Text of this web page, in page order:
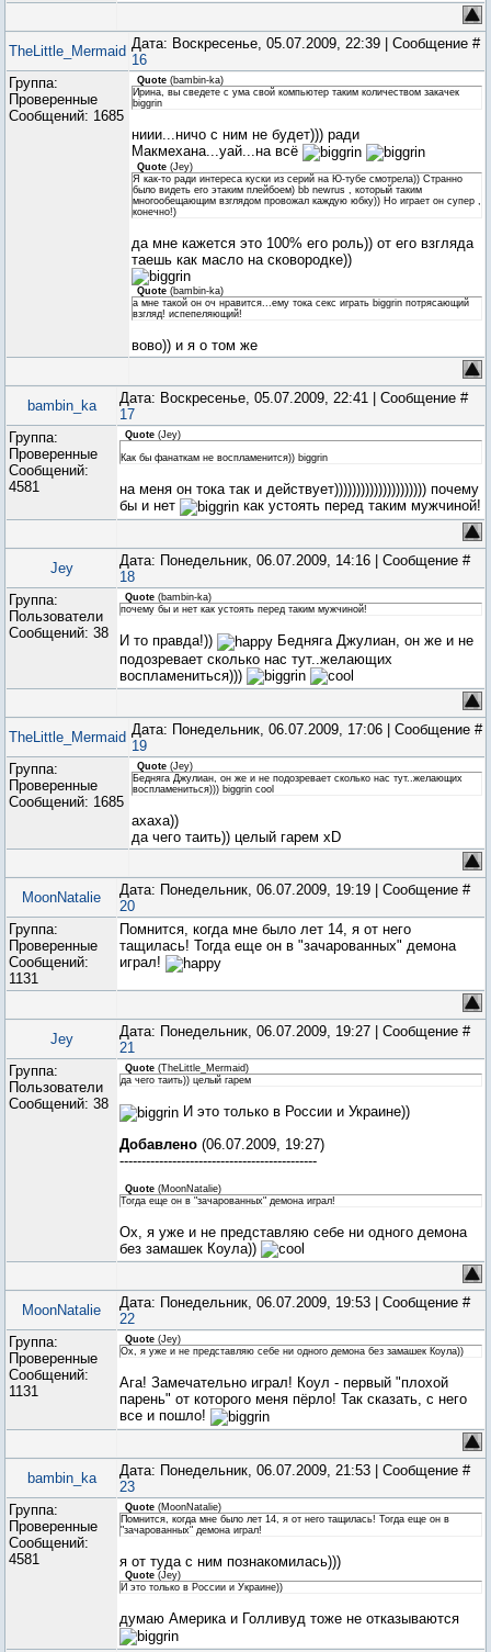
TheLittle_Mermaid Дата: Воскресенье, 05.07.2009, 22:39 | Сообщение #
16
Группа:
Проверенные
Сообщений: 1685
Quote (bambin-ka)
Ирина, вы сведете с ума свой компьютер таким количеством закачек
biggrin
ниии...ничо с ним не будет))) ради
Макмехана...уай...на всё
Quote (Jey)
Я как-то ради интереса куски из серий на Ю-тубе смотрела)) Странно
было видеть его этаким плейбоем) bb newrus , который таким
многообещающим взглядом провожал каждую юбку)) Но играет он супер ,
конечно!)
да мне кажется это 100% его роль)) от его взгляда
таешь как масло на сковородке))
Quote (bambin-ka)
а мне такой он оч нравится...ему тока секс играть biggrin потрясающий
взгляд! испепеляющий!
вово)) и я о том же
bambin_ka
Дата: Воскресенье, 05.07.2009, 22:41 | Сообщение #
17
Группа:
Проверенные
Сообщений:
4581
Quote (Jey)
Как бы фанаткам не воспламенится)) biggrin
на меня он тока так и действует))))))))))))))))))))) почему
бы и нет
как устоять перед таким мужчиной!
Jey
Дата: Понедельник, 06.07.2009, 14:16 | Сообщение #
18
Группа:
Пользователи
Сообщений: 38
Quote (bambin-ka)
почему бы и нет как устоять перед таким мужчиной!
И то правда!))
Бедняга Джулиан, он же и не
подозревает сколько нас тут..желающих
воспламениться)))
TheLittle_Mermaid Дата: Понедельник, 06.07.2009, 17:06 | Сообщение #
19
Группа:
Проверенные
Сообщений: 1685
Quote (Jey)
Бедняга Джулиан, он же и не подозревает сколько нас тут..желающих
воспламениться))) biggrin cool
ахаха))
да чего таить)) целый гарем xD
MoonNatalie
Дата: Понедельник, 06.07.2009, 19:19 | Сообщение #
20
Группа:
Проверенные
Сообщений:
1131
Помнится, когда мне было лет 14, я от него
тащилась! Тогда еще он в "зачарованных" демона
играл!
Jey
Дата: Понедельник, 06.07.2009, 19:27 | Сообщение #
21
Группа:
Пользователи
Сообщений: 38
Quote (TheLittle_Mermaid)
да чего таить)) целый гарем
И это только в России и Украине))
Добавлено (06.07.2009, 19:27)
---------------------------------------------
Quote (MoonNatalie)
Тогда еще он в "зачарованных" демона играл!
Ох, я уже и не представляю себе ни одного демона
без замашек Коула))
MoonNatalie
Дата: Понедельник, 06.07.2009, 19:53 | Сообщение #
22
Группа:
Проверенные
Сообщений:
1131
Quote (Jey)
Ох, я уже и не представляю себе ни одного демона без замашек Коула))
Ага! Замечательно играл! Коул - первый "плохой
парень" от которого меня пёрло! Так сказать, с него
все и пошло!
bambin_ka
Дата: Понедельник, 06.07.2009, 21:53 | Сообщение #
23
Группа:
Проверенные
Сообщений:
4581
Quote (MoonNatalie)
Помнится, когда мне было лет 14, я от него тащилась! Тогда еще он в
"зачарованных" демона играл!
я от туда с ним познакомилась)))
Quote (Jey)
И это только в России и Украине))
думаю Америка и Голливуд тоже не отказываются